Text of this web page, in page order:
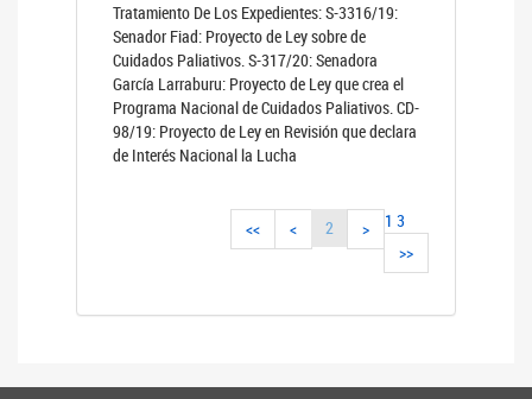
Tratamiento De Los Expedientes: S-3316/19:
Senador Fiad: Proyecto de Ley sobre de
Cuidados Paliativos. S-317/20: Senadora
García Larraburu: Proyecto de Ley que crea el
Programa Nacional de Cuidados Paliativos. CD-
98/19: Proyecto de Ley en Revisión que declara
de Interés Nacional la Lucha
<< < 1
2 3
>
>>